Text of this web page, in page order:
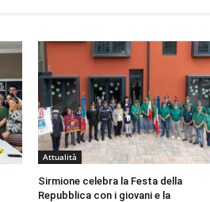
Attualità
Sirmione celebra la Festa della
Repubblica con i giovani e la